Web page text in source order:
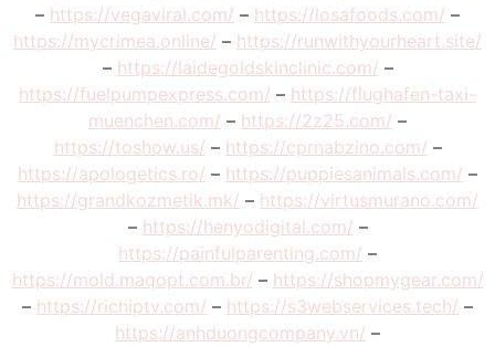
– https://vegaviral.com/ – https://losafoods.com/ –
https://mycrimea.online/ – https://runwithyourheart.site/
– https://laidegoldskinclinic.com/ –
https://fuelpumpexpress.com/ – https://flughafen-taxi-
muenchen.com/ – https://2z25.com/ –
https://toshow.us/ – https://cprnabzino.com/ –
https://apologetics.ro/ – https://puppiesanimals.com/ –
https://grandkozmetik.mk/ – https://virtusmurano.com/
– https://henyodigital.com/ –
https://painfulparenting.com/ –
https://mold.maqopt.com.br/ – https://shopmygear.com/
– https://richiptv.com/ – https://s3webservices.tech/ –
https://anhduongcompany.vn/ –